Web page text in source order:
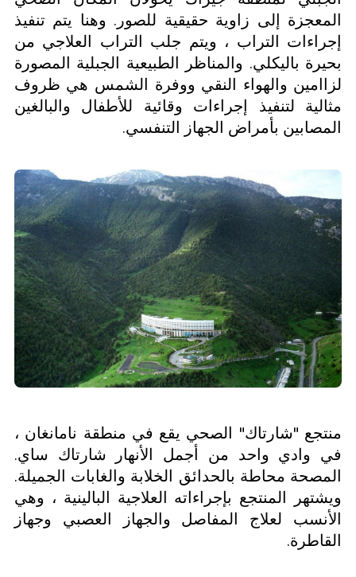
المعجزة إلى زاوية حقيقية للصور. وهنا يتم تنفيذ
إجراءات التراب ، ويتم جلب التراب العلاجي من
بحيرة باليكلي. والمناظر الطبيعية الجبلية المصورة
لزاامين والهواء النقي ووفرة الشمس هي ظروف
مثالية لتنفيذ إجراءات وقائية للأطفال والبالغين
المصابين بأمراض الجهاز التنفسي.
منتجع "شارتاك" الصحي يقع في منطقة نامانغان ،
في وادي واحد من أجمل الأنهار شارتاك ساي.
المصحة محاطة بالحدائق الخلابة والغابات الجميلة.
ويشتهر المنتجع بإجراءاته العلاجية البالينية ، وهي
الأنسب لعلاج المفاصل والجهاز العصبي وجهاز
القاطرة.